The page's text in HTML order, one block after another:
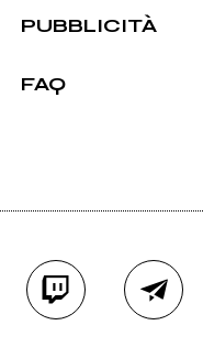
PUBBLICITÀ
FAQ